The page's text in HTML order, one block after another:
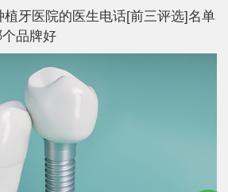
植牙医院的医生电话[前三评选]名单
品牌好